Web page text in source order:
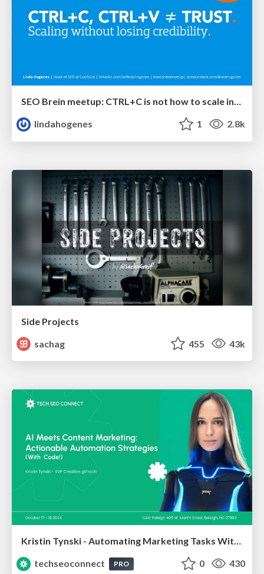
SEO Brein meetup: CTRL+C is not how to scale international SEO
lindahogenes
1 2.8k
Side Projects
sachag
455 43k
Kristin Tynski - Automating Marketing Tasks With AI
techseoconnect
PRO 0 430